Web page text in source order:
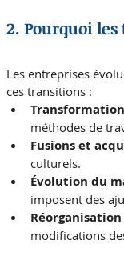
2. Pourquoi
Les entreprises
ces transitions :
méthodes de
Fusions et
culturels.
Évolution du
imposent des
modifications